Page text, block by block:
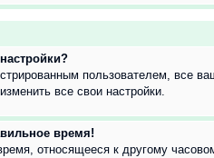
пользователем, все
все свои настройки.
время!
относящееся к другому